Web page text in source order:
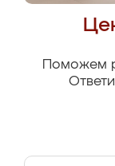
Поможем